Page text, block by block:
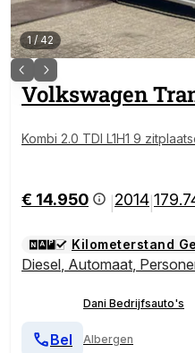
1/ 42
Volkswagen
Kombi 2.0 TDI L1H1 9
€ 14.950 2014
Kilometerstand
Diesel, Automaat,
Dani Bedrijfsauto's
Albergen
Bel